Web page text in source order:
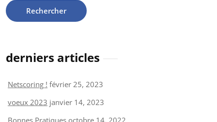
derniers articles
Netscoring ! février 25, 2023
voeux 2023 janvier 14, 2023
Bonnes Pratiques octobre 14, 2022